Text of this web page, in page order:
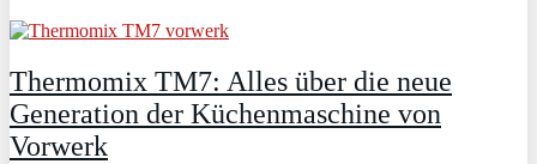
Thermomix TM7: Alles über die neue
Generation der Küchenmaschine von
Vorwerk